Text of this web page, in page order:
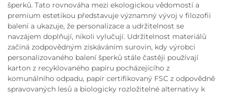
šperků. Tato rovnováha mezi ekologickou vědomostí a
premium estetikou představuje významný vývoj v filozofii
balení a ukazuje, že personalizace a udržitelnost se
navzájem doplňují, nikoli vylučují. Udržitelnost materiálů
začíná zodpovědným získáváním surovin, kdy výrobci
personalizovaného balení šperků stále častěji používají
karton z recyklovaného papíru pocházejícího z
komunálního odpadu, papír certifikovaný FSC z odpovědně
spravovaných lesů a biologicky rozložitelné alternativy k